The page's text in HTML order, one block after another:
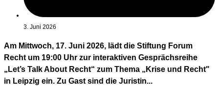
3. Juni 2026
Am Mittwoch, 17. Juni 2026, lädt die Stiftung Forum
Recht um 19:00 Uhr zur interaktiven Gesprächsreihe
„Let’s Talk About Recht“ zum Thema „Krise und Recht"
in Leipzig ein. Zu Gast sind die Juristin...